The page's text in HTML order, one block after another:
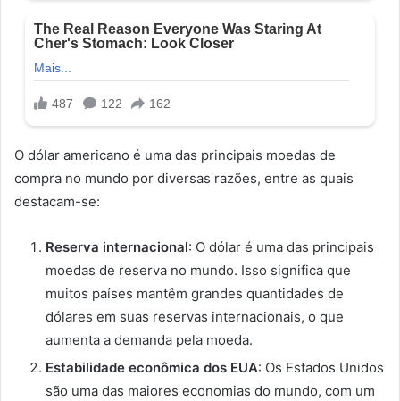
O dólar americano é uma das principais moedas de
compra no mundo por diversas razões, entre as quais
destacam-se:
Reserva internacional: O dólar é uma das principais
moedas de reserva no mundo. Isso significa que
muitos países mantêm grandes quantidades de
dólares em suas reservas internacionais, o que
aumenta a demanda pela moeda.
Estabilidade econômica dos EUA: Os Estados Unidos
são uma das maiores economias do mundo, com um